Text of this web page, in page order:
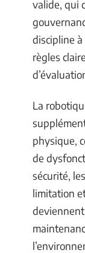
valide, qui
discipline
règles
La
physique,
de
sécurité,
limitation